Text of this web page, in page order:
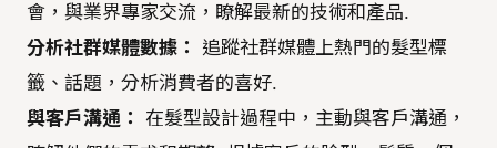
會，與業界專家交流，瞭解最新的技術和產品.
分析社群媒體數據：
追蹤社群媒體上熱門的髮型標
籤、話題，分析消費者的喜好.
與客戶溝通： 在髮型設計過程中，主動與客戶溝通，